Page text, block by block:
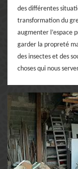
des différentes
transformation du
augmenter l’espace
garder la propreté
des insectes et des
choses qui nous